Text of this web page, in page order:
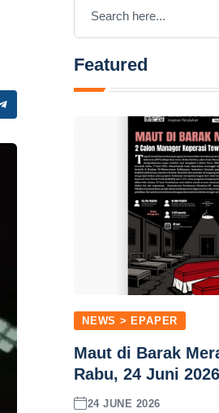
Featured
NEWS > EPAPER
Maut di Barak
Rabu, 24 Juni
24 JUNE 2026